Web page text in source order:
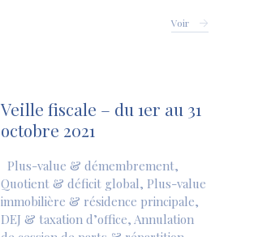
Voir
Veille fiscale – du 1er au 31
octobre 2021
Plus-value & démembrement,
Quotient & déficit global, Plus-value
immobilière & résidence principale,
DEJ & taxation d’office, Annulation